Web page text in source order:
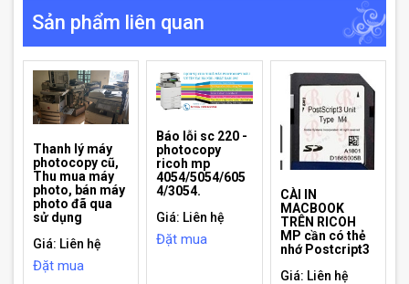
Sản phẩm liên quan
Thanh lý máy
photocopy cũ,
Thu mua máy
photo, bán máy
photo đã qua
sử dụng
Giá: Liên hệ
Đặt mua
Báo lỗi sc 220 -
photocopy
ricoh mp
4054/5054/605
4/3054.
Giá: Liên hệ
Đặt mua
CÀI IN
MACBOOK
TRÊN RICOH
MP cần có thẻ
nhớ Postcript3
Giá: Liên hệ